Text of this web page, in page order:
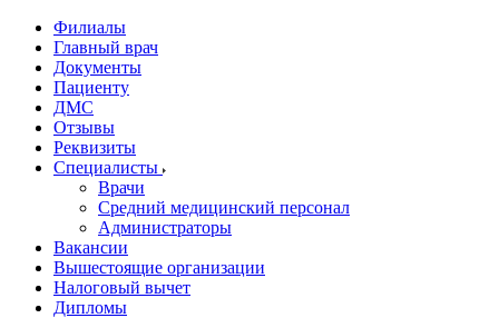
Филиалы
Главный врач
Документы
Пациенту
ДМС
Отзывы
Реквизиты
Специалисты
Врачи
Средний медицинский персонал
Администраторы
Вакансии
Вышестоящие организации
Налоговый вычет
Дипломы